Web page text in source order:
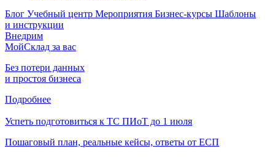
Блог Учебный центр Мероприятия Бизнес-курсы Шаблоны
и инструкции
Внедрим
МойСклад за вас
Без потери данных
и простоя бизнеса
Подробнее
Успеть подготовиться к ТС ПИоТ до 1 июля
Пошаговый план, реальные кейсы, ответы от ЕСП